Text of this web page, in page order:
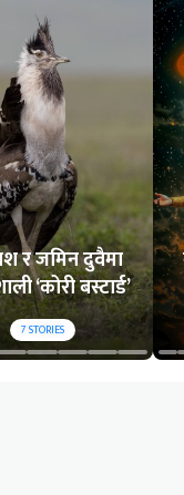
र जमिन दुवैमा
‘कोरी बस्टार्ड’
7STORIES